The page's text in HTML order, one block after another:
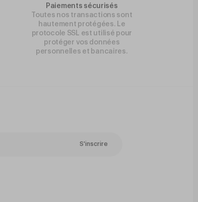
Paiements sécurisés
Toutes nos transactions sont
hautement protégées. Le
protocole SSL est utilisé pour
protéger vos données
personnelles et bancaires.
S'inscrire